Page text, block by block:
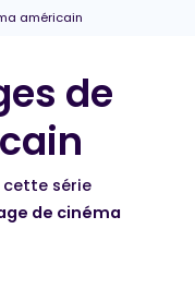
américain
de
série
de cinéma